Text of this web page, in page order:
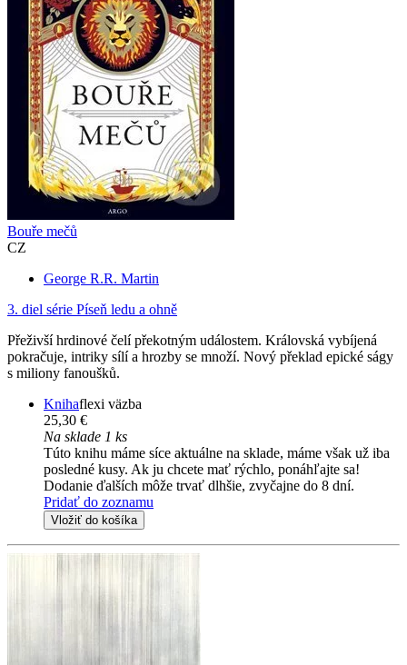
Bouře mečů
CZ
George R.R. Martin
3. diel série Píseň ledu a ohně
Přeživší hrdinové čelí překotným událostem. Královská vybíjená
pokračuje, intriky sílí a hrozby se množí. Nový překlad epické ságy
s miliony fanoušků.
Knihaflexi väzba
25,30 €
Na sklade 1 ks
Túto knihu máme síce aktuálne na sklade, máme však už iba
posledné kusy. Ak ju chcete mať rýchlo, ponáhľajte sa!
Dodanie ďalších môže trvať dlhšie, zvyčajne do 8 dní.
Pridať do zoznamu
Vložiť do košíka